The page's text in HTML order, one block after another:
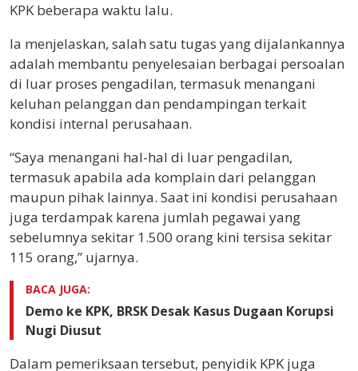
KPK beberapa waktu lalu.
Ia menjelaskan, salah satu tugas yang dijalankannya
adalah membantu penyelesaian berbagai persoalan
di luar proses pengadilan, termasuk menangani
keluhan pelanggan dan pendampingan terkait
kondisi internal perusahaan.
“Saya menangani hal-hal di luar pengadilan,
termasuk apabila ada komplain dari pelanggan
maupun pihak lainnya. Saat ini kondisi perusahaan
juga terdampak karena jumlah pegawai yang
sebelumnya sekitar 1.500 orang kini tersisa sekitar
115 orang,” ujarnya.
BACA JUGA:
Demo ke KPK, BRSK Desak Kasus Dugaan Korupsi
Nugi Diusut
Dalam pemeriksaan tersebut, penyidik KPK juga